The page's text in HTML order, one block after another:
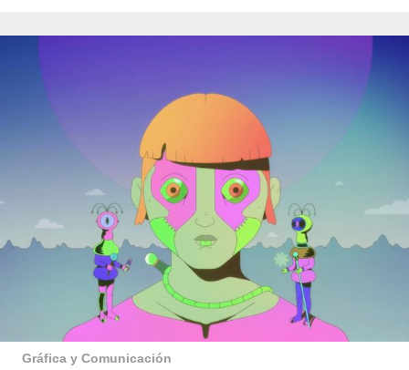
Gráfica y Comunicación